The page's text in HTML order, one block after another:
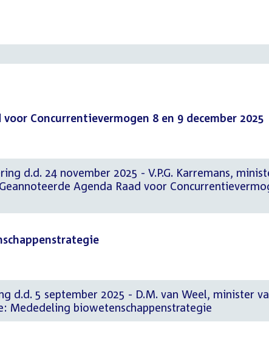
Concurrentievermogen 8 en 9 december 2025
d.d. 24 november 2025 - V.P.G. Karremans,
Agenda Raad voor
d.d. 5 september 2025 - D.M. van Weel, minister
Mededeling biowetenschappenstrategie